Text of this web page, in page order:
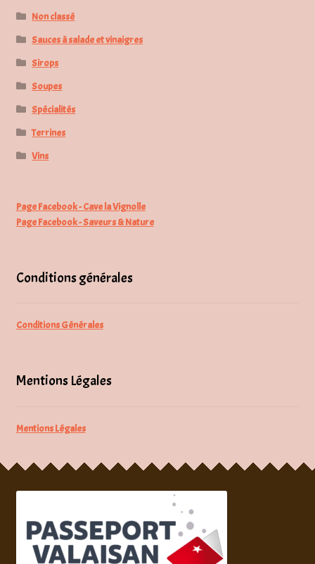
Non classé
Sauces à salade et vinaigres
Sirops
Soupes
Spécialités
Terrines
Vins
Page Facebook - Cave la Vignolle
Page Facebook - Saveurs & Nature
Conditions générales
Conditions Générales
Mentions Légales
Mentions Légales